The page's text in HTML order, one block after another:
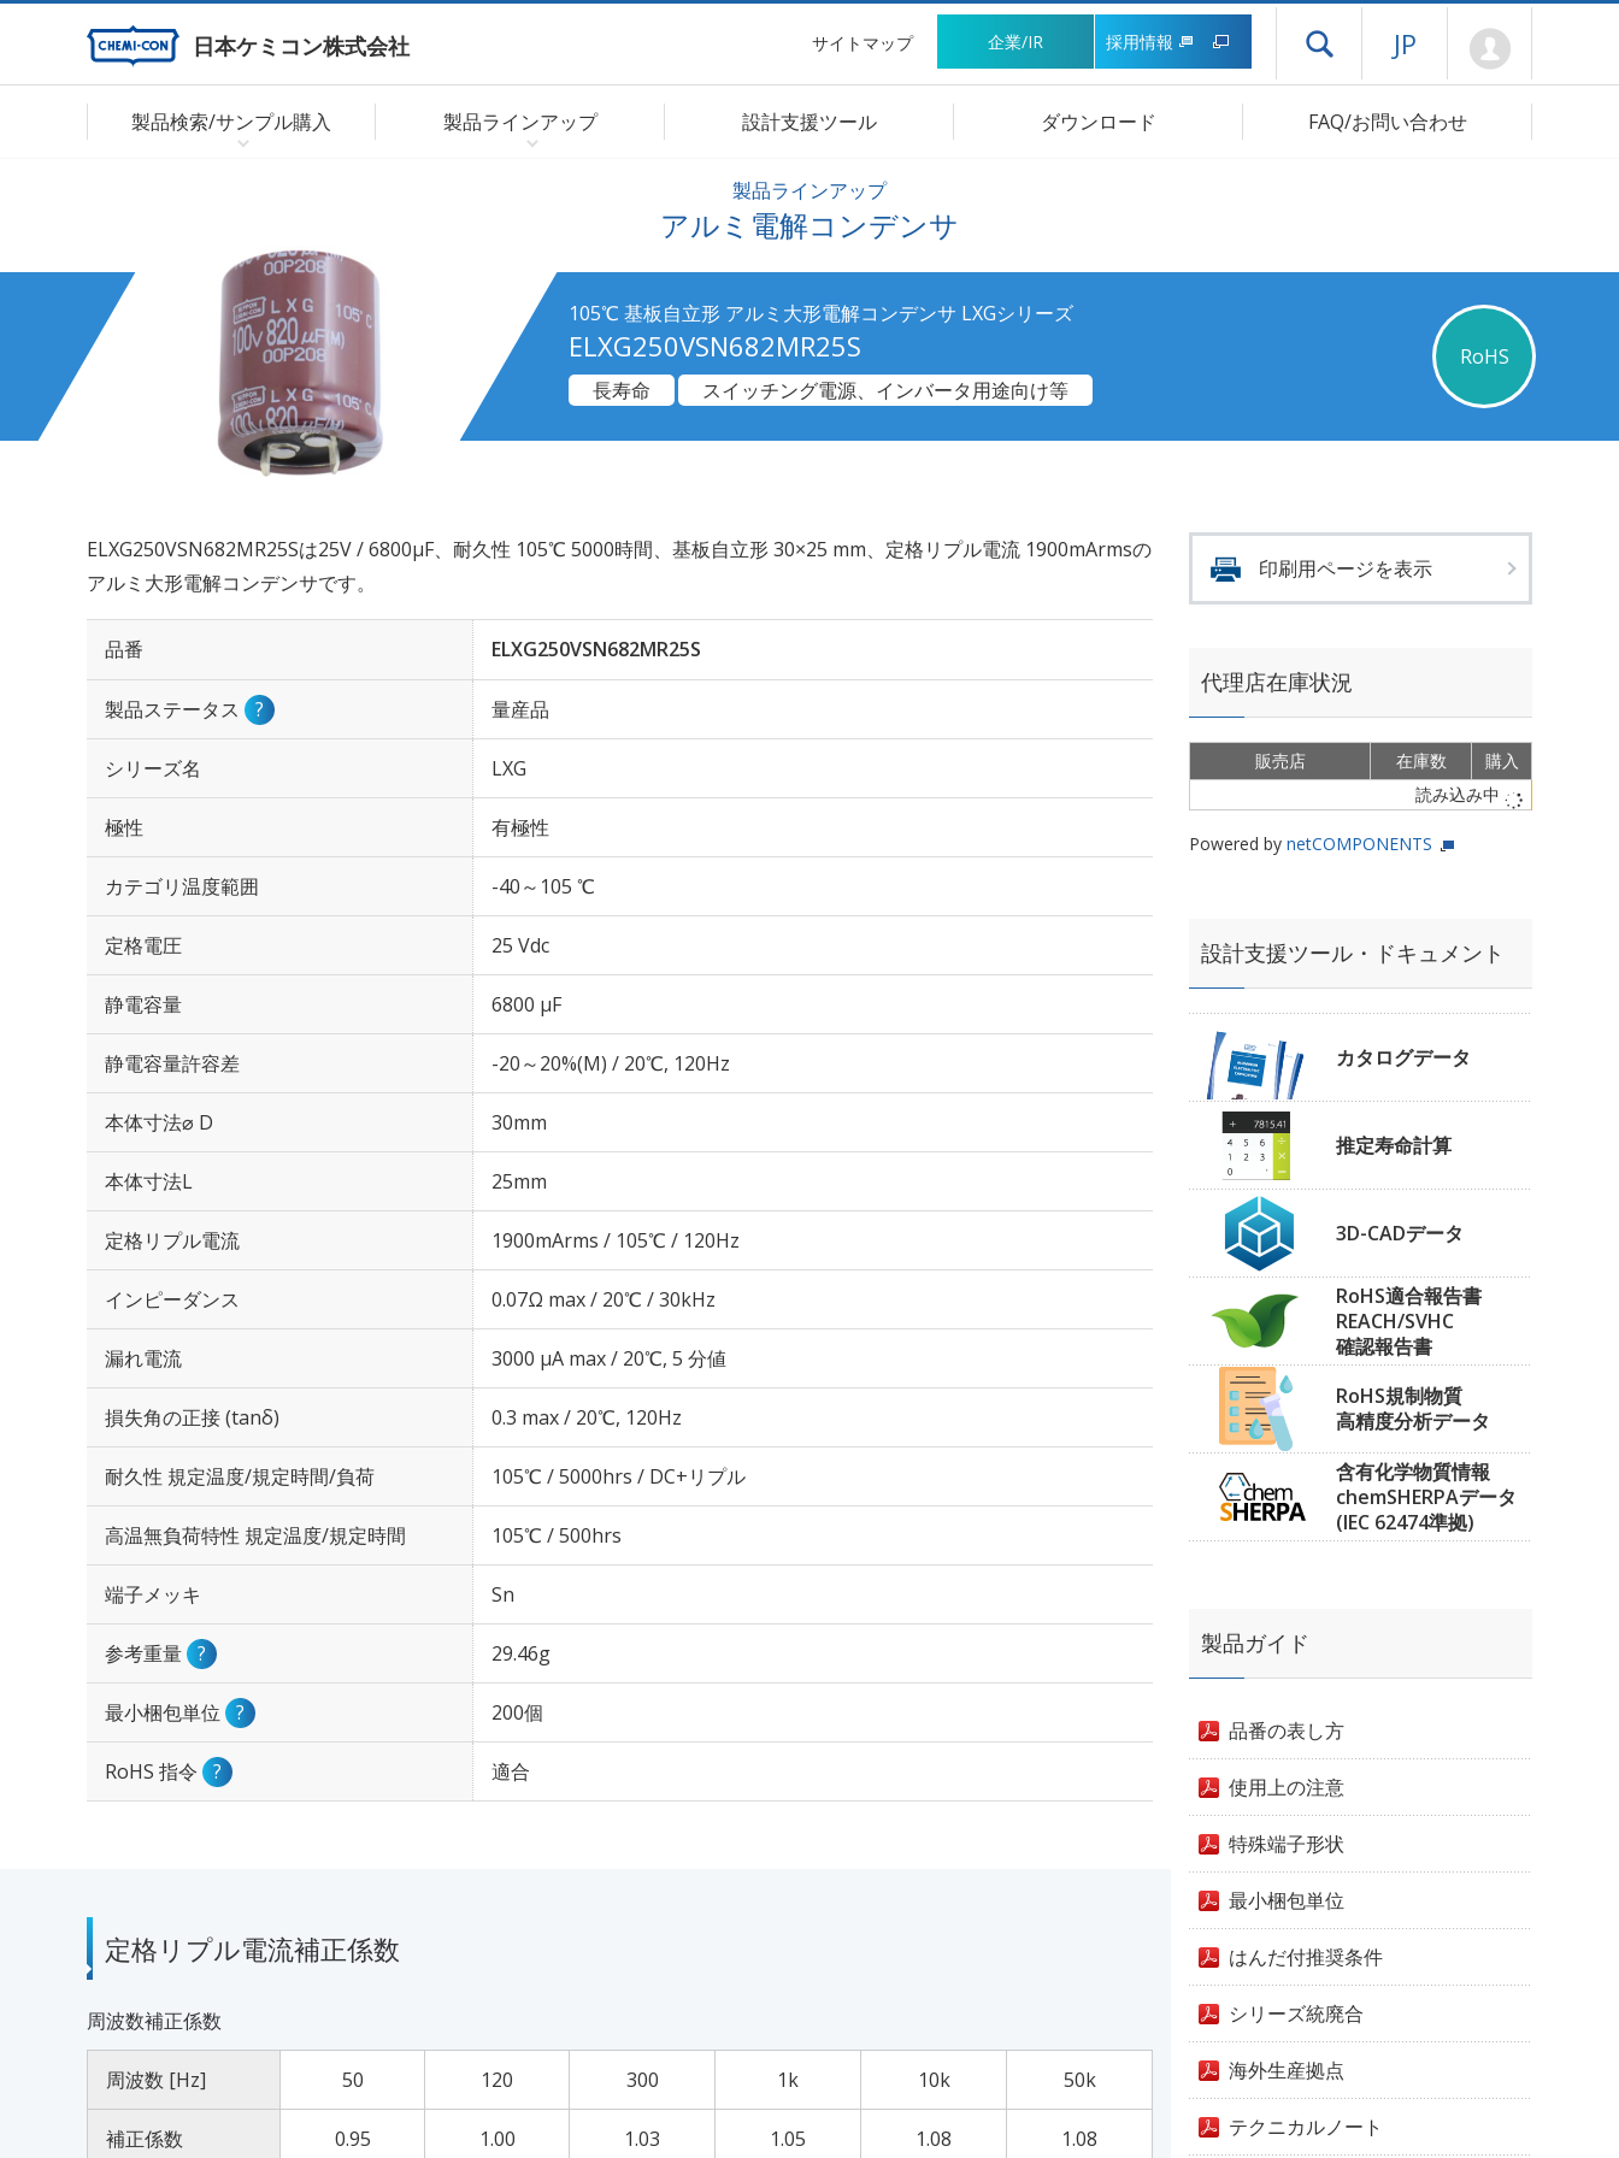
日本ケミコン株式会社 サイトマップ 企業/IR 採用情報 ドロワーメニューを開く
JP
製品検索/サンプル購入 製品ラインアップ 設計支援ツール ダウンロード FAQ/お問い合わせ
製品ラインアップ
アルミ電解コンデンサ
105℃ 基板自立形 アルミ大形電解コンデンサ LXGシリーズ
ELXG250VSN682MR25S
RoHS
長寿命
スイッチング電源、インバータ用途向け等
ELXG250VSN682MR25Sは25V / 6800µF、耐久性 105℃ 5000時間、基板自立形 30×25 mm、定格リプル電流 1900mArmsの
アルミ大形電解コンデンサです。
品番 ELXG250VSN682MR25S
製品ステータス ? 量産品
シリーズ名 LXG
極性 有極性
カテゴリ温度範囲 -40～105 ℃
定格電圧 25 Vdc
静電容量 6800 µF
静電容量許容差 -20～20%(M) / 20℃, 120Hz
本体寸法⌀ D 30mm
本体寸法L 25mm
定格リプル電流 1900mArms / 105℃ / 120Hz
インピーダンス 0.07Ω max / 20℃ / 30kHz
漏れ電流 3000 μA max / 20℃, 5 分値
損失角の正接 (tanδ) 0.3 max / 20℃, 120Hz
耐久性 規定温度/規定時間/負荷 105℃ / 5000hrs / DC+リプル
高温無負荷特性 規定温度/規定時間 105℃ / 500hrs
端子メッキ Sn
参考重量 ? 29.46g
最小梱包単位 ? 200個
RoHS 指令 ? 適合
定格リプル電流補正係数
周波数補正係数
周波数 [Hz] 50 120 300 1k 10k 50k
補正係数 0.95 1.00 1.03 1.05 1.08 1.08
印刷用ページを表示
代理店在庫状況
販売店 在庫数
購入
読み込み中
Powered by netCOMPONENTS
設計支援ツール・ドキュメント
カタログデータ
推定寿命計算
3D-CADデータ
RoHS適合報告書
REACH/SVHC
確認報告書
RoHS規制物質
高精度分析データ
含有化学物質情報
chemSHERPAデータ
(IEC 62474準拠)
製品ガイド
品番の表し方
使用上の注意
特殊端子形状
最小梱包単位
はんだ付推奨条件
シリーズ統廃合
海外生産拠点
テクニカルノート